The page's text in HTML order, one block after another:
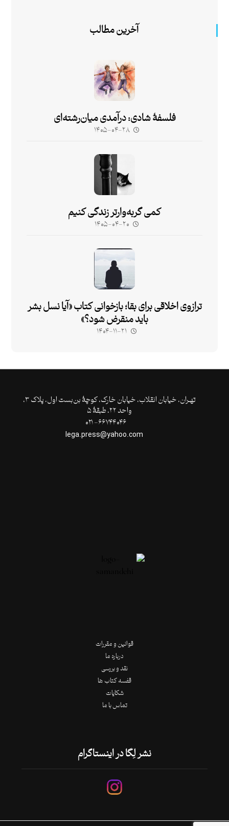
آخرین مطالب
فلسفۀ شادی: درآمدی میان‌رشته‌ای
۱۴۰۵-۰۴-۲۸
کمی گربه‌وارتر زندگی کنیم
۱۴۰۵-۰۴-۲۰
ترازوی اخلاقی برای بقا؛ بازخوانی کتاب «آیا نسل بشر
باید منقرض شود؟»
۱۴۰۴-۱۱-۲۱
تهـران،‌ خیابان انقلاب، خیابان خارک، کوچۀ بن‌بست اول، پلاک ۳،
واحد ۲۲، طبقۀ ۵
قوانین و مقررات
درباره ما
نقد و بررسی
قفسه کتاب ها
شکایات
تماس با ما
نشر لِگا در اینستاگرام